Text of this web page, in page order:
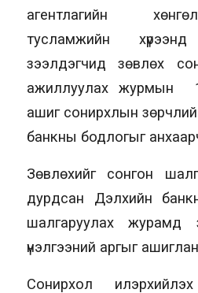
агентлагийн
тусламжийн хүрээнд
зээлдэгчид зөвлөх
ажиллуулах журмын
ашиг сонирхлын
банкны бодлогыг
Зөвлөхийг сонгон
дурдсан Дэлхийн
шалгаруулах журамд
үнэлгээний аргыг
Сонирхол